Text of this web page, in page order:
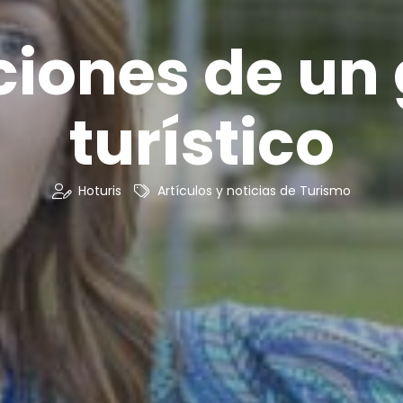
de
turístico
Hoturis Artículos y noticias de Turismo